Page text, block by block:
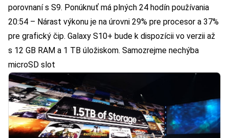
porovnaní s S9. Ponúknuť má plných 24 hodín používania
20:54 – Nárast výkonu je na úrovni 29% pre procesor a 37%
pre grafický čip. Galaxy S10+ bude k dispozícii vo verzii až
s 12 GB RAM a 1 TB úložiskom. Samozrejme nechýba
microSD slot